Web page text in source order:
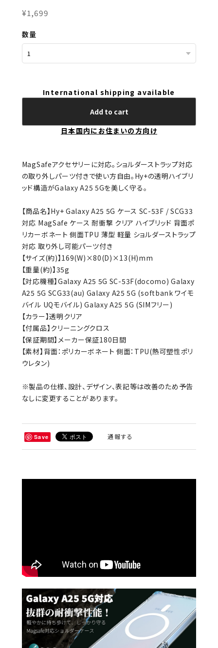
¥1,699
数量
International shipping available
Add to cart
日本国内にお住まいの方向け
MagSafeアクセサリーに対応。ショルダーストラップ対応
の取り外しパーツ付きで使い方自由。Hy+の透明ハイブリ
ッド構造がGalaxy A25 5Gを美しく守る。
【商品名】Hy+ Galaxy A25 5G ケース SC-53F / SCG33
対応 MagSafe ケース 耐衝撃 クリア ハイブリッド 背面ポ
リカーボネート 側面TPU 薄型 軽量 ショルダーストラップ
対応 取り外し可能パーツ付き
【サイズ(約)】169(W)×80(D)×13(H)mm
【重量(約)】35g
【対応機種】Galaxy A25 5G SC-53F(docomo) Galaxy
A25 5G SCG33(au) Galaxy A25 5G (softbank ワイモ
バイル UQモバイル) Galaxy A25 5G (SIMフリー)
【カラー】透明クリア
【付属品】クリーニングクロス
【保証期間】メーカー保証180日間
【素材】背面：ポリカーボネート 側面：TPU(熱可塑性ポリ
ウレタン)
※製品の仕様、設計、デザイン、表記等は改善のため予告
なしに変更することがあります。
Save 通報する